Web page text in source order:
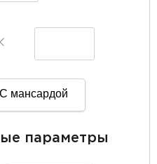
С мансардой
параметры